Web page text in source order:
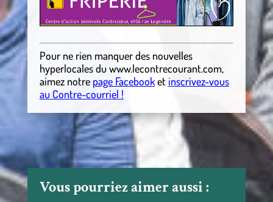
Pour ne rien manquer des nouvelles
hyperlocalesdu www.lecontrecourant.com,
aimez notre page Facebooket inscrivez-vous
au Contre-courriel !
Vous pourriez aimer aussi :